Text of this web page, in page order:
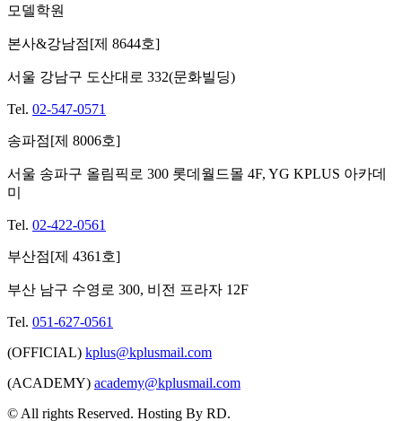
모델학원
본사&강남점[제 8644호]
서울 강남구 도산대로 332(문화빌딩)
Tel. 02-547-0571
송파점[제 8006호]
서울 송파구 올림픽로 300 롯데월드몰 4F, YG KPLUS 아카데
미
Tel. 02-422-0561
부산점[제 4361호]
부산 남구 수영로 300, 비전 프라자 12F
Tel. 051-627-0561
(OFFICIAL) kplus@kplusmail.com
(ACADEMY) academy@kplusmail.com
© All rights Reserved. Hosting By RD.